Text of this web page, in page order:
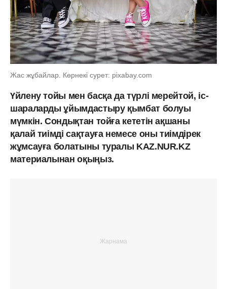
Жас жұбайлар. Көрнекі сурет: pixabay.com
Үйлену тойы мен басқа да түрлі мерейтой, іс-
шараларды ұйымдастыру қымбат болуы
мүмкін. Сондықтан тойға кететін ақшаны
қалай тиімді сақтауға немесе оны тиімдірек
жұмсауға болатыны туралы KAZ.NUR.KZ
материалынан оқыңыз.